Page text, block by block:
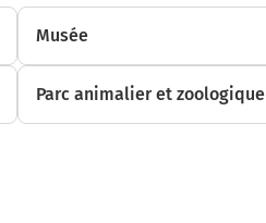
Musée
Parc animalier et zoologique